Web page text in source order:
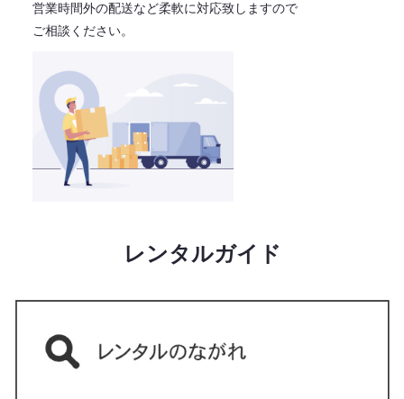
営業時間外の配送など柔軟に対応致しますので
ご相談ください。
レンタルガイド